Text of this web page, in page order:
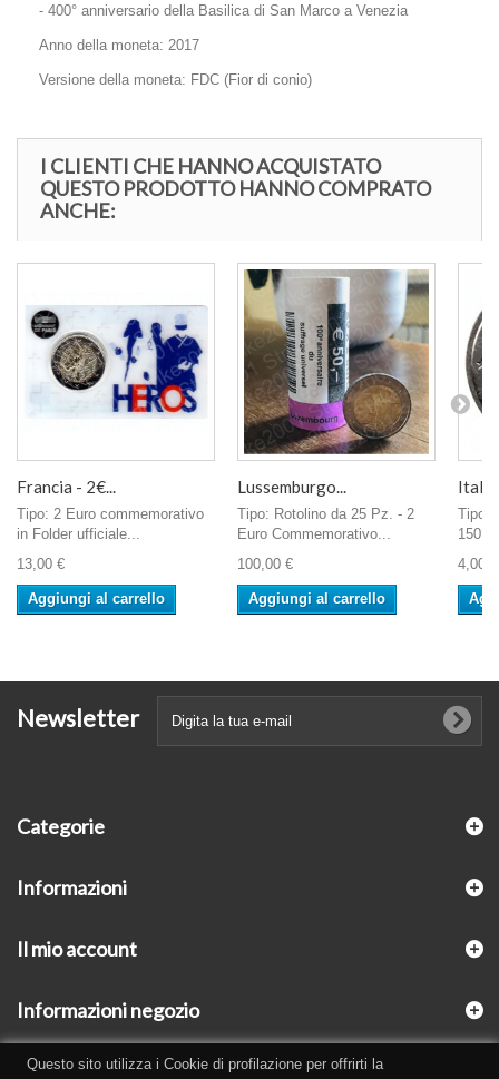
- 400° anniversario della Basilica di San Marco a Venezia
Anno della moneta: 2017
Versione della moneta: FDC (Fior di conio)
I CLIENTI CHE HANNO ACQUISTATO
QUESTO PRODOTTO HANNO COMPRATO
ANCHE:
Francia - 2€...
Tipo: 2 Euro commemorativo
in Folder ufficiale...
13,00 €
Aggiungi al carrello
Lussemburgo...
Tipo: Rotolino da 25 Pz. - 2
Euro Commemorativo...
100,00 €
Aggiungi al carrello
Italia
Tipo:
150°
4,00 €
Newsletter
Categorie
Informazioni
Il mio account
Informazioni negozio
Questo sito utilizza i Cookie di profilazione per offrirti la